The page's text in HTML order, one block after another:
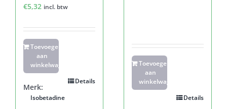
€5,32 incl. btw
Toevoegen
aan
winkelwagen
Details
Merk:
Isobetadine
Toevoegen
aan
winkelwagen
Details